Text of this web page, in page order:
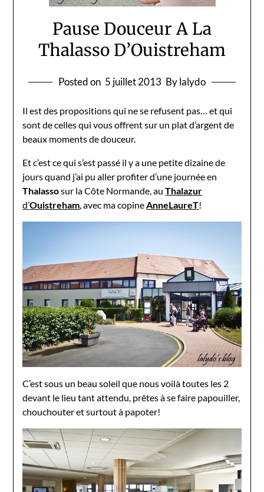
Pause Douceur A La
Thalasso D’Ouistreham
Posted on 5 juillet 2013 By lalydo
Il est des propositions qui ne se refusent pas… et qui
sont de celles qui vous offrent sur un plat d’argent de
beaux moments de douceur.
Et c’est ce qui s’est passé il y a une petite dizaine de
jours quand j’ai pu aller profiter d’une journée en
Thalassosur la Côte Normande, auThalazur
d’Ouistreham, avec ma copineAnneLaureT!
C’est sous un beau soleil que nous voilà toutes les 2
devant le lieu tant attendu, prêtes à se faire papouiller,
chouchouter et surtout à papoter!